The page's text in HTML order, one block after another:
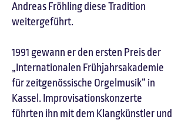
Andreas Fröhling diese Tradition
weitergeführt.​
1991 gewann er den ersten Preis der
„Internationalen Frühjahrsakademie
für zeitgenössische Orgelmusik“ in
Kassel. Improvisationskonzerte
führten ihn mit dem Klangkünstler und